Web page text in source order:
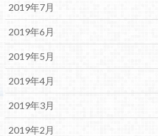
2019年7月
2019年6月
2019年5月
2019年4月
2019年3月
2019年2月